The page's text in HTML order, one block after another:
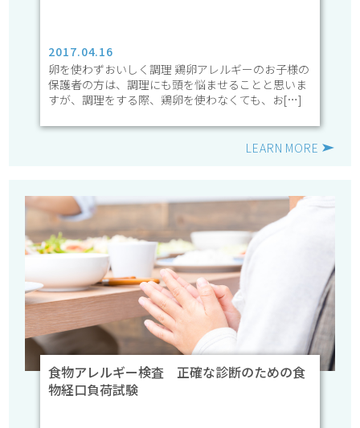
2017.04.16
卵を使わずおいしく調理 鶏卵アレルギーのお子様の
保護者の方は、調理にも頭を悩ませることと思いま
すが、調理をする際、鶏卵を使わなくても、お[…]
LEARN MORE
食物アレルギー検査 正確な診断のための食
物経口負荷試験